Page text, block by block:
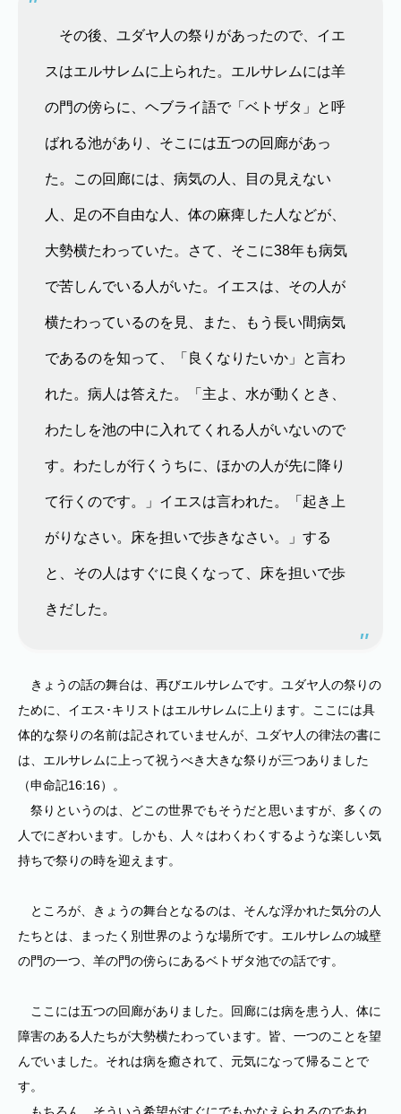
その後、ユダヤ人の祭りがあったので、イエ
スはエルサレムに上られた。エルサレムには羊
の門の傍らに、ヘブライ語で「ベトザタ」と呼
ばれる池があり、そこには五つの回廊があっ
た。この回廊には、病気の人、目の見えない
人、足の不自由な人、体の麻痺した人などが、
大勢横たわっていた。さて、そこに38年も病気
で苦しんでいる人がいた。イエスは、その人が
横たわっているのを見、また、もう長い間病気
であるのを知って、「良くなりたいか」と言わ
れた。病人は答えた。「主よ、水が動くとき、
わたしを池の中に入れてくれる人がいないので
す。わたしが行くうちに、ほかの人が先に降り
て行くのです。」イエスは言われた。「起き上
がりなさい。床を担いで歩きなさい。」する
と、その人はすぐに良くなって、床を担いで歩
きだした。
きょうの話の舞台は、再びエルサレムです。ユダヤ人の祭りの
ために、イエス･キリストはエルサレムに上ります。ここには具
体的な祭りの名前は記されていませんが、ユダヤ人の律法の書に
は、エルサレムに上って祝うべき大きな祭りが三つありました
（申命記16:16）。
祭りというのは、どこの世界でもそうだと思いますが、多くの
人でにぎわいます。しかも、人々はわくわくするような楽しい気
持ちで祭りの時を迎えます。
ところが、きょうの舞台となるのは、そんな浮かれた気分の人
たちとは、まったく別世界のような場所です。エルサレムの城壁
の門の一つ、羊の門の傍らにあるベトザタ池での話です。
ここには五つの回廊がありました。回廊には病を患う人、体に
障害のある人たちが大勢横たわっています。皆、一つのことを望
んでいました。それは病を癒されて、元気になって帰ることで
す。